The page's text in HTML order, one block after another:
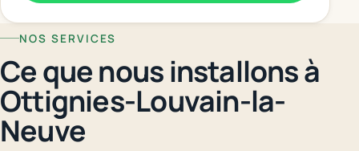
NOS SERVICES
Ce que nous installons à
Ottignies-Louvain-la-
Neuve